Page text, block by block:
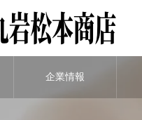
企業情報